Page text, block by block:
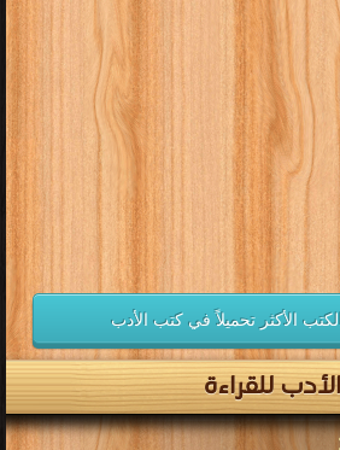
الأكثر تحميلاً في كتب الأدب
للقراءة